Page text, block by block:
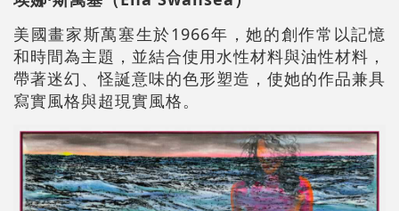
美國畫家斯萬塞生於1966年，她的創作常以記憶
和時間為主題，並結合使用水性材料與油性材料，
帶著迷幻、怪誕意味的色形塑造，使她的作品兼具
寫實風格與超現實風格。